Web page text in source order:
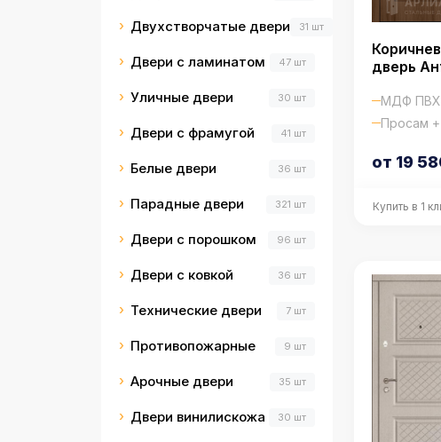
Двухстворчатые двери 31 шт
Двери с ламинатом 47 шт
Уличные двери 30 шт
Двери с фрамугой 41 шт
Белые двери 36 шт
Парадные двери 321 шт
Двери с порошком 96 шт
Двери с ковкой 36 шт
Технические двери 7 шт
Противопожарные 9 шт
Арочные двери 35 шт
Двери винилискожа 30 шт
дверь
МДФ
Просам
от 19
Купить в 1